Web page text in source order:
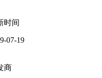
时间
07-19
商